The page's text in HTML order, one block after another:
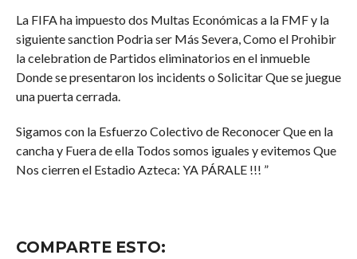
La FIFA ha impuesto dos Multas Económicas a la FMF y la
siguiente sanction Podria ser Más Severa, Como el Prohibir
la celebration de Partidos eliminatorios en el inmueble
Donde se presentaron los incidents o Solicitar Que se juegue
una puerta cerrada.
Sigamos con la Esfuerzo Colectivo de Reconocer Que en la
cancha y Fuera de ella Todos somos iguales y evitemos Que
Nos cierren el Estadio Azteca: YA PÁRALE !!! ”
COMPARTE ESTO: